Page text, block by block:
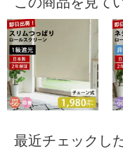
最近チェックし